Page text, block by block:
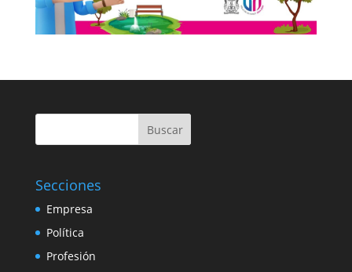
Buscar
Secciones
Empresa
Política
Profesión